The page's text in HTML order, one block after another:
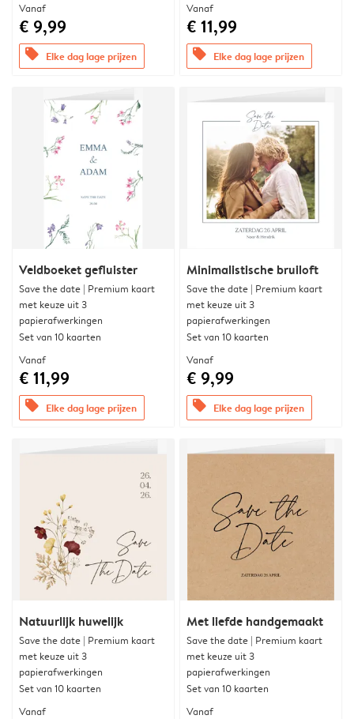
Vanaf
€ 9,99
offers Elke dag lage prijzen
Vanaf
€ 11,99
offers Elke dag lage prijzen
Veldboeket gefluister
Save the date | Premium kaart
met keuze uit 3
papierafwerkingen
Set van 10 kaarten
Vanaf
€ 11,99
offers Elke dag lage prijzen
Minimalistische bruiloft
Save the date | Premium kaart
met keuze uit 3
papierafwerkingen
Set van 10 kaarten
Vanaf
€ 9,99
offers Elke dag lage prijzen
Natuurlijk huwelijk
Save the date | Premium kaart
met keuze uit 3
papierafwerkingen
Set van 10 kaarten
Vanaf
Met liefde handgemaakt
Save the date | Premium kaart
met keuze uit 3
papierafwerkingen
Set van 10 kaarten
Vanaf